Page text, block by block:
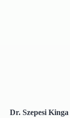
Dr. Szepesi Kinga